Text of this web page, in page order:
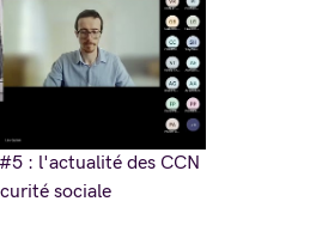
: l'actualité des CCN
sociale